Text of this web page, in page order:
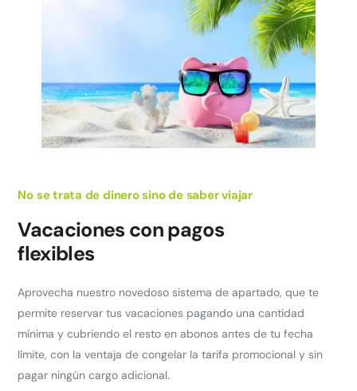
No se trata de dinero sino de saber viajar
Vacaciones con pagos
flexibles
Aprovecha nuestro novedoso sistema de apartado, que te
permite reservar tus vacaciones pagando una cantidad
mínima y cubriendo el resto en abonos antes de tu fecha
límite, con la ventaja de congelar la tarifa promocional y sin
pagar ningún cargo adicional.